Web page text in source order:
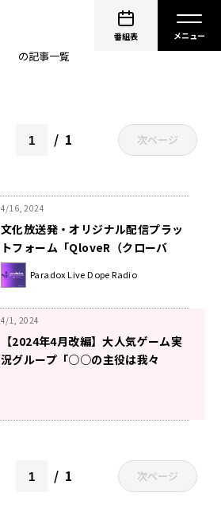
番組表
の記事一覧
1 次ページ
4/16, 2024
文化放送発・オリジナル配信プラッ
トフォーム「QloveR（クローバ
ー）」好発進！ #侵夜ラジオ Xト
レンド1位獲得も！
Paradox Live Dope Radio
4/1, 2024
【2024年4月改編】大人気ゲーム実
況グループ「○○の主役は我々
1 次ページ